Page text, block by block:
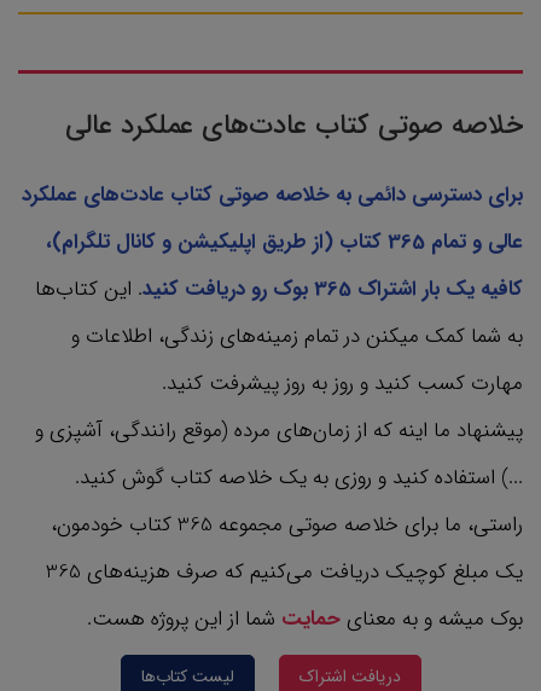
خلاصه صوتی کتاب عادت‌های عملکرد عالی
برای دسترسی دائمی به خلاصه صوتی کتاب عادت‌های عملکرد
عالی و تمام 365 کتاب‌ (از طریق اپلیکیشن و کانال تلگرام)،
کافیه یک بار اشتراک 365 بوک رو دریافت کنید
. این کتاب‌ها
به شما کمک میکنن در تمام زمینه‌های زندگی، اطلاعات و
مهارت کسب کنید و روز به روز پیشرفت کنید.
پیشنهاد ما اینه که از زمان‌های مرده (موقع رانندگی، آشپزی و
...) استفاده کنید و روزی به یک خلاصه کتاب گوش کنید.
راستی، ما برای خلاصه صوتی مجموعه 365 کتاب‌ خودمون،
یک مبلغ کوچیک دریافت می‌کنیم که صرف هزینه‌های 365
بوک میشه و به معنای حمایت شما از این پروژه هست.
دریافت اشتراک لیست کتاب‌ها